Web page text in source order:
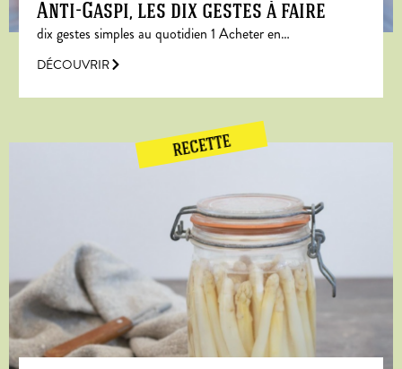
Anti-Gaspi, les dix gestes à faire
dix gestes simples au quotidien 1 Acheter en…
DÉCOUVRIR
RECETTE